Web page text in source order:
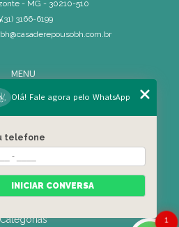
- MG - 30210-510
(31) 3166-6199
MENU
Home
Especiais
Blog
Residência
1
Olá! Fale agora pelo WhatsApp
telefone
INICIAR CONVERSA